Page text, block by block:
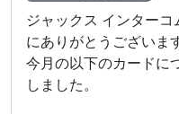
ジャックス インター
にありがとうございます
今月の以下のカードに
しました。